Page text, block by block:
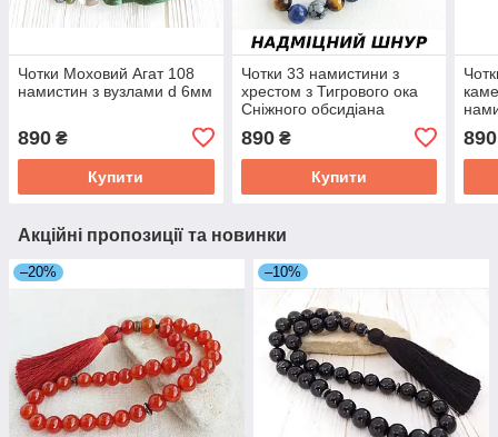
Чотки Моховий Агат 108
намистин з вузлами d 6мм
890 ₴
Купити
Чотки 33 намистини з
хрестом з Тигрового ока
Сніжного обсидіана
890₴
Купити
890
Акційні пропозиції та новинки
–20% –10%